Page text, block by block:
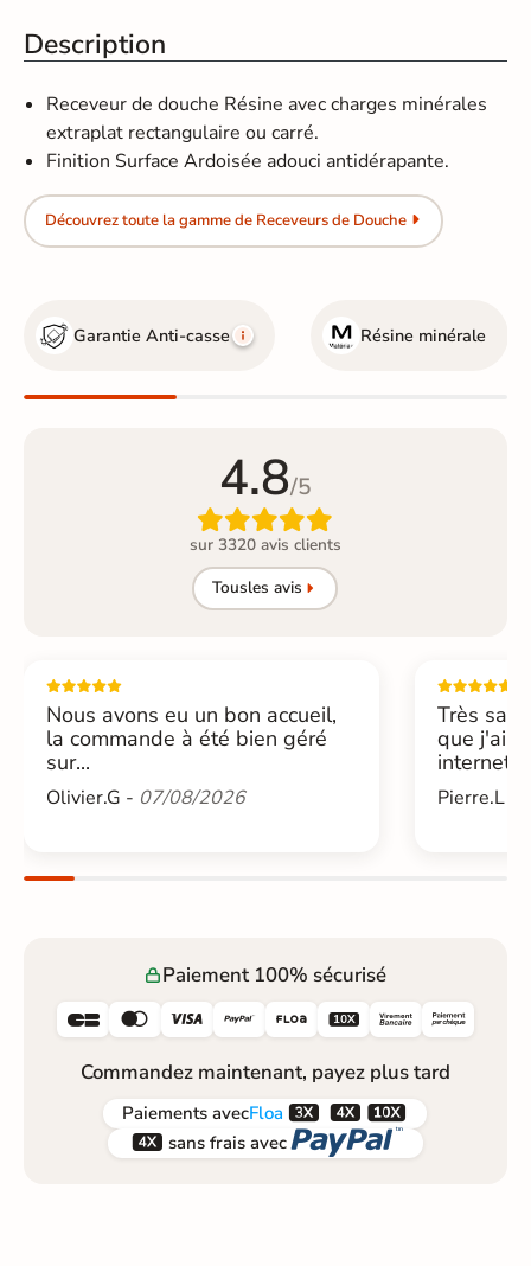
Description
Receveur de douche Résine avec charges minérales
extraplat rectangulaire ou carré.
Finition Surface Ardoisée adouci antidérapante.
Découvrez toute la gamme de Receveurs de Douche
Garantie Anti-casse Résine minérale
4.8/5

sur 3320 avis clients
Tousles avis
Nous avons eu un bon accueil,
la commande à été bien géré
sur...
Olivier.G - 07/08/2026
Très
que j'ai
internet....
Pierre.L -
Paiement 100% sécurisé
     
Commandez maintenant, payez plus tard
Paiements avecFloa  
 sans frais avec 